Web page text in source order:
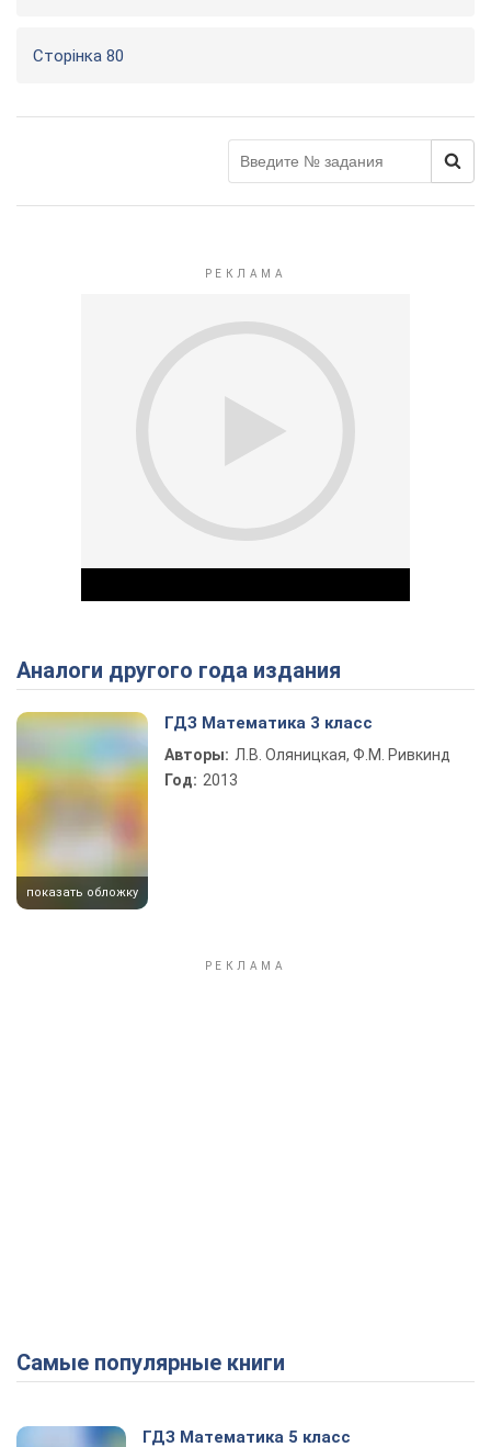
Сторінка 80
Play Video
Аналоги другого года издания
показать обложку
ГДЗ Математика 3 класс
Авторы: Л.В. Оляницкая, Ф.М. Ривкинд
Год: 2013
Самые популярные книги
ГДЗ Математика 5 класс